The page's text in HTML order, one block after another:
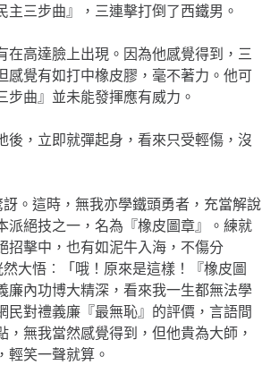
主三步曲』，三連擊打倒了西鐵男。
在高達臉上出現。因為他感覺得到，三
感覺有如打中橡皮膠，毫不著力。他可
步曲』並未能發揮應有威力。
後，立即就彈起身，看來只受輕傷，沒
。這時，無我亦學鐵頭勇者，充當解說
派絕技之一，名為『橡皮圖章』。練就
招擊中，也有如泥牛入海，不傷分
大悟︰「哦！原來是這樣！『橡皮圖
內功博大精深，看來我一生都無法學
民對禮義廉『最無恥』的評價，言語間
，無我當然感覺得到，但他貴為大師，
輕笑一聲就算。